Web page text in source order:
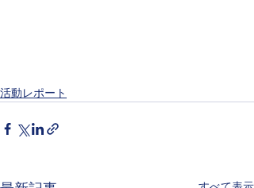
活動レポート